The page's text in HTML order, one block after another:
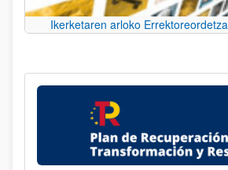
Ikerketaren arloko